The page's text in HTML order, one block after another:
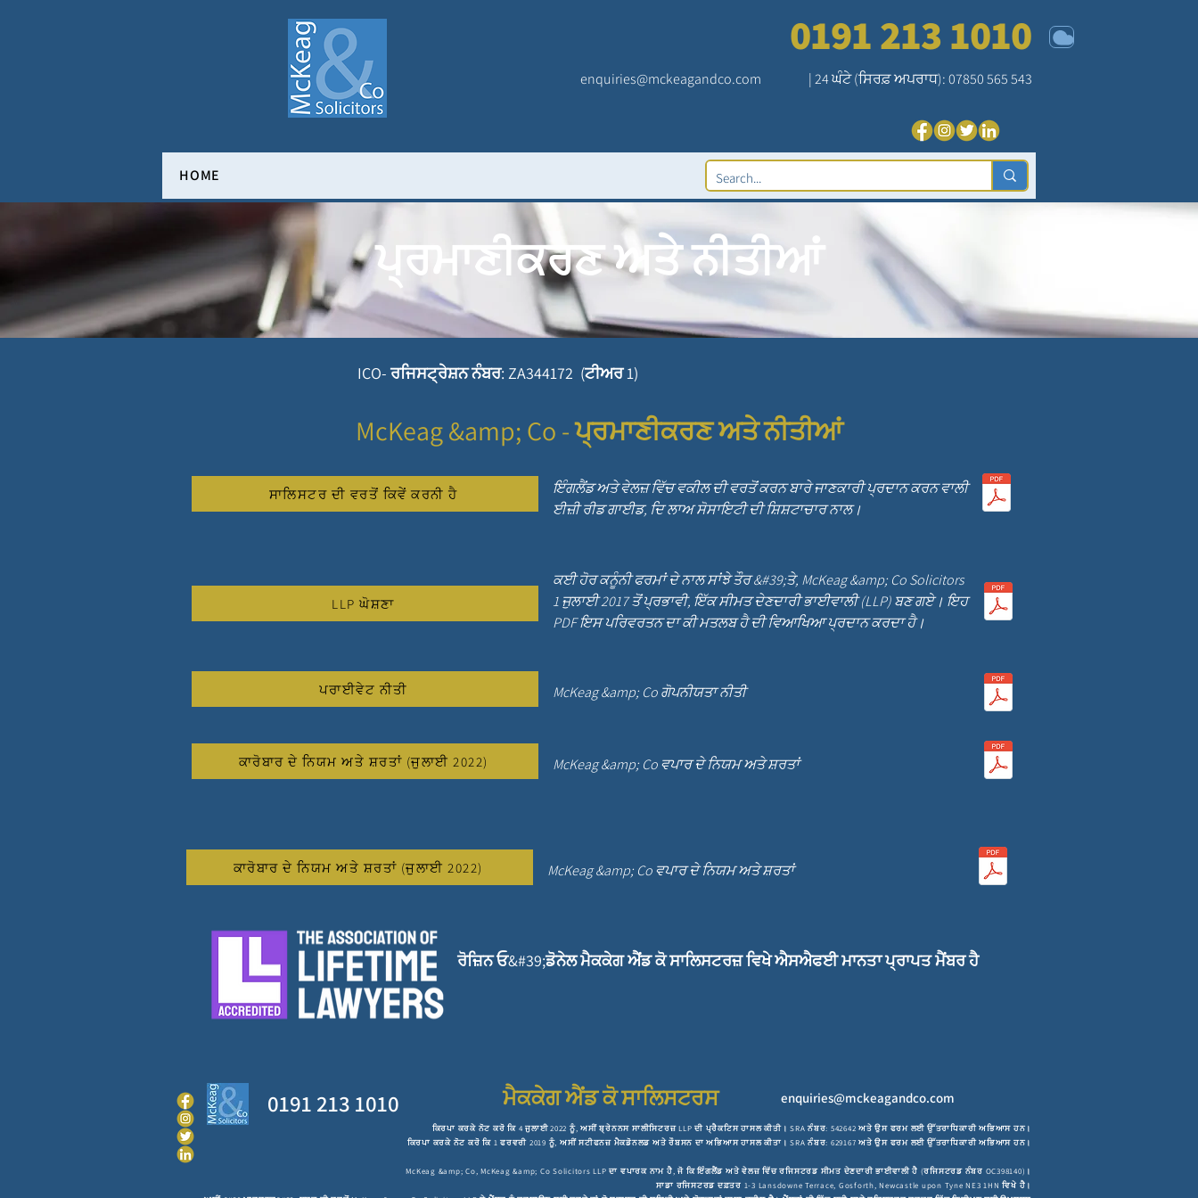
0191 213 1010
enquiries@mckeagandco.com | 24 ਘੰਟੇ (ਸਿਰਫ਼ ਅਪਰਾਧ): 07850 565 543
HOME
ਪ੍ਰਮਾਣੀਕਰਣ ਅਤੇ ਨੀਤੀਆਂ
ICO- ਰਜਿਸਟ੍ਰੇਸ਼ਨ ਨੰਬਰ: ZA344172 (ਟੀਅਰ 1)
McKeag &amp; Co - ਪ੍ਰਮਾਣੀਕਰਣ ਅਤੇ ਨੀਤੀਆਂ
ਸਾਲਿਸਟਰ ਦੀ ਵਰਤੋਂ ਕਿਵੇਂ ਕਰਨੀ ਹੈ
ਇੰਗਲੈਂਡ ਅਤੇ ਵੇਲਜ਼ ਵਿੱਚ ਵਕੀਲ ਦੀ ਵਰਤੋਂ ਕਰਨ ਬਾਰੇ ਜਾਣਕਾਰੀ ਪ੍ਰਦਾਨ ਕਰਨ ਵਾਲੀ
ਈਜ਼ੀ ਰੀਡ ਗਾਈਡ, ਦਿ ਲਾਅ ਸੋਸਾਇਟੀ ਦੀ ਸ਼ਿਸ਼ਟਾਚਾਰ ਨਾਲ।
LLP ਘੋਸ਼ਣਾ
ਕਈ ਹੋਰ ਕਨੂੰਨੀ ਫਰਮਾਂ ਦੇ ਨਾਲ ਸਾਂਝੇ ਤੌਰ &#39;ਤੇ, McKeag &amp; Co Solicitors
1 ਜੁਲਾਈ 2017 ਤੋਂ ਪ੍ਰਭਾਵੀ, ਇੱਕ ਸੀਮਤ ਦੇਣਦਾਰੀ ਭਾਈਵਾਲੀ (LLP) ਬਣ ਗਏ। ਇਹ
PDF ਇਸ ਪਰਿਵਰਤਨ ਦਾ ਕੀ ਮਤਲਬ ਹੈ ਦੀ ਵਿਆਖਿਆ ਪ੍ਰਦਾਨ ਕਰਦਾ ਹੈ।
ਪਰਾਈਵੇਟ ਨੀਤੀ McKeag &amp; Co ਗੋਪਨੀਯਤਾ ਨੀਤੀ
ਕਾਰੋਬਾਰ ਦੇ ਨਿਯਮ ਅਤੇ ਸ਼ਰਤਾਂ (ਜੁਲਾਈ 2022) McKeag &amp; Co ਵਪਾਰ ਦੇ ਨਿਯਮ ਅਤੇ ਸ਼ਰਤਾਂ
ਕਾਰੋਬਾਰ ਦੇ ਨਿਯਮ ਅਤੇ ਸ਼ਰਤਾਂ (ਜੁਲਾਈ 2022) McKeag &amp; Co ਵਪਾਰ ਦੇ ਨਿਯਮ ਅਤੇ ਸ਼ਰਤਾਂ
ਰੋਜ਼ਿਨ ਓ&#39;ਡੋਨੇਲ ਮੈਕਕੇਗ ਐਂਡ ਕੋ ਸਾਲਿਸਟਰਜ਼ ਵਿਖੇ ਐਸਐਫਈ ਮਾਨਤਾ ਪ੍ਰਾਪਤ ਮੈਂਬਰ ਹੈ
0191 213 1010 ਮੈਕਕੇਗ ਐਂਡ ਕੋ ਸਾਲਿਸਟਰਸ enquiries@mckeagandco.com
ਕਿਰਪਾ ਕਰਕੇ ਨੋਟ ਕਰੋ ਕਿ 4 ਜੁਲਾਈ 2022 ਨੂੰ, ਅਸੀਂ ਬ੍ਰੇਨਨਸ ਸਾਲੀਸਿਟਰਜ਼ LLP ਦੀ ਪ੍ਰੈਕਟਿਸ ਹਾਸਲ ਕੀਤੀ। SRA ਨੰਬਰ: 542642 ਅਤੇ ਉਸ ਫਰਮ ਲਈ ਉੱਤਰਾਧਿਕਾਰੀ ਅਭਿਆਸ ਹਨ।
ਕਿਰਪਾ ਕਰਕੇ ਨੋਟ ਕਰੋ ਕਿ 1 ਫਰਵਰੀ 2019 ਨੂੰ, ਅਸੀਂ ਸਟੀਫਨਜ਼ ਮੈਕਡੋਨਲਡ ਅਤੇ ਰੌਬਸਨ ਦਾ ਅਭਿਆਸ ਹਾਸਲ ਕੀਤਾ। SRA ਨੰਬਰ: 629167 ਅਤੇ ਉਸ ਫਰਮ ਲਈ ਉੱਤਰਾਧਿਕਾਰੀ ਅਭਿਆਸ ਹਨ।
McKeag &amp; Co, McKeag &amp; Co Solicitors LLP ਦਾ ਵਪਾਰਕ ਨਾਮ ਹੈ, ਜੋ ਕਿ ਇੰਗਲੈਂਡ ਅਤੇ ਵੇਲਜ਼ ਵਿੱਚ ਰਜਿਸਟਰਡ ਸੀਮਤ ਦੇਣਦਾਰੀ ਭਾਈਵਾਲੀ ਹੈ (ਰਜਿਸਟਰਡ ਨੰਬਰ OC398140)।
ਸਾਡਾ ਰਜਿਸਟਰਡ ਦਫ਼ਤਰ 1-3 Lansdowne Terrace, Gosforth, Newcastle upon Tyne NE3 1HN ਵਿਖੇ ਹੈ।